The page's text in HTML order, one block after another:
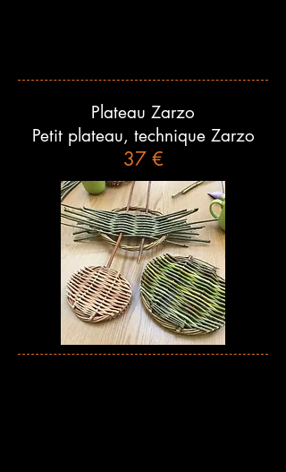
Plateau Zarzo
Petit plateau, technique Zarzo
37 €